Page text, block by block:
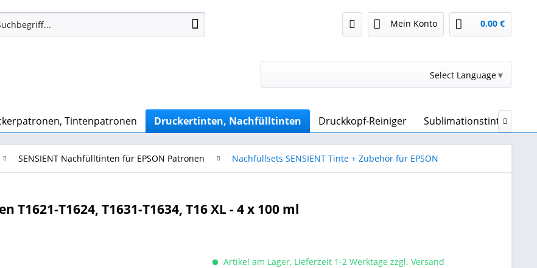
Mein Konto 0,00 €
Select Language▼
Tintenpatronen Druckertinten, Nachfülltinten Druckkopf-Reiniger Sublimationstinte &

SENSIENT Nachfülltinten für EPSON Patronen Nachfüllsets SENSIENT Tinte + Zubehör für EPSON
T1624, T1631-T1634, T16 XL - 4 x 100 ml
Artikel am Lager, Lieferzeit 1-2 Werktage zzgl. Versand